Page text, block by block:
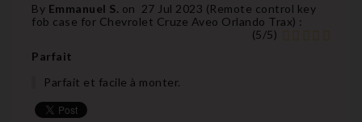
By Emmanuel S. on 27 Jul 2023 (Remote control key
fob case for Chevrolet Cruze Aveo Orlando Trax) :
(5/5)
Parfait
Parfait et facile à monter.